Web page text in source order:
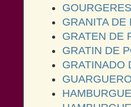
GOURGERES
GRANITA DE
GRATEN DE
GRATIN DE
GRATINADO